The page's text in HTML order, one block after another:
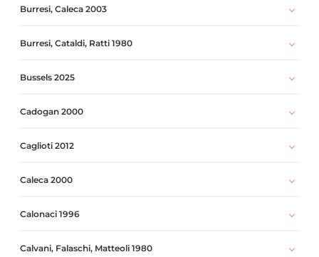
Burresi, Caleca 2003
Burresi, Cataldi, Ratti 1980
Bussels 2025
Cadogan 2000
Caglioti 2012
Caleca 2000
Calonaci 1996
Calvani, Falaschi, Matteoli 1980